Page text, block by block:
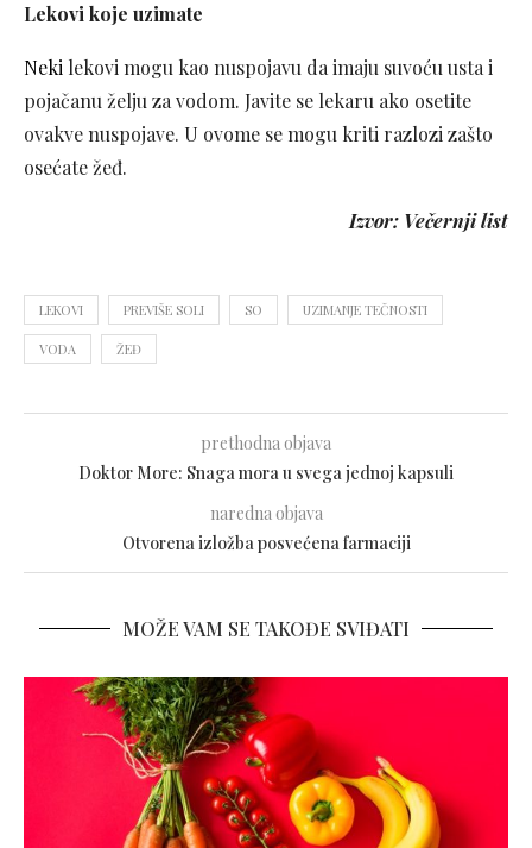
Lekovi koje uzimate
Neki lekovi mogu kao nuspojavu da imaju suvoću usta i
pojačanu želju za vodom. Javite se lekaru ako osetite
ovakve nuspojave. U ovome se mogu kriti razlozi zašto
osećate žeđ.
Izvor: Večernji list
LEKOVI PREVIŠE SOLI SO UZIMANJE TEČNOSTI
VODA ŽEĐ
prethodna objava
Doktor More: Snaga mora u svega jednoj kapsuli
naredna objava
Otvorena izložba posvećena farmaciji
MOŽE VAM SE TAKOĐE SVIĐATI